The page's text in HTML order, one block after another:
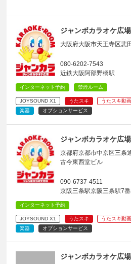
ジャンボカラオケ広
大阪府大阪市天王寺区悲
080-6202-7543
近鉄大阪阿部野橋駅
インターネット予約 禁煙ルーム
JOYSOUND X1 うたスキ
うたスキ動画
楽器
オプションサービス
ジャンボカラオケ
京都府京都市中京区三条
古今東西堂ビル
090-6737-4511
京阪三条駅京阪三条駅7
インターネット予約
JOYSOUND X1 うたスキ
うたスキ動画
楽器
オプションサービス
ジャンボカラオケ